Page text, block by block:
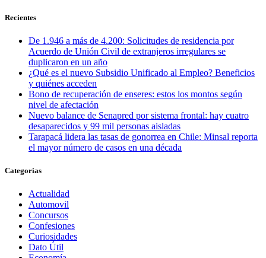
Recientes
De 1.946 a más de 4.200: Solicitudes de residencia por
Acuerdo de Unión Civil de extranjeros irregulares se
duplicaron en un año
¿Qué es el nuevo Subsidio Unificado al Empleo? Beneficios
y quiénes acceden
Bono de recuperación de enseres: estos los montos según
nivel de afectación
Nuevo balance de Senapred por sistema frontal: hay cuatro
desaparecidos y 99 mil personas aisladas
Tarapacá lidera las tasas de gonorrea en Chile: Minsal reporta
el mayor número de casos en una década
Categorias
Actualidad
Automovil
Concursos
Confesiones
Curiosidades
Dato Útil